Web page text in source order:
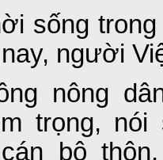
sống
người
nông
trọng,
bộ